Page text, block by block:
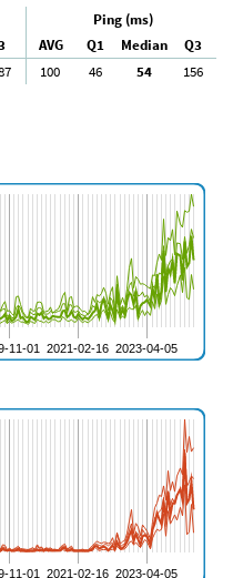
Ping (ms)
AVG Q1 Median
Q3
100 46 54 156